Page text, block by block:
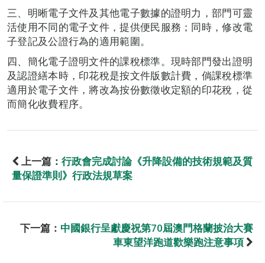
三、明晰電子文件及其他電子數據的證明力，部門可靈
活使用不同的電子文件，提供便民服務；同時，修改電
子登記及公證行為的適用範圍。
四、簡化電子證明文件的課稅標準。現時部門發出證明
及認證繕本時，印花稅是按文件版數計費，倘課稅標準
適用於電子文件，將改為按份數徵收定額的印花稅，從
而簡化收費程序。
上一篇： 行政會完成討論《升降設備的技術規範及質
量保證準則》行政法規草案
下一篇： 中國銀行呈獻慶祝第70屆澳門格蘭披治大賽
車東望洋跑道歡樂跑注意事項